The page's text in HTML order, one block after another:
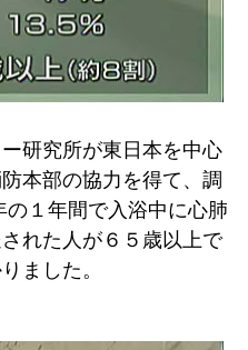
研究所が東日本を中心
本部の協力を得て、調
の１年間で入浴中に心肺
れた人が６５歳以上で
ました。